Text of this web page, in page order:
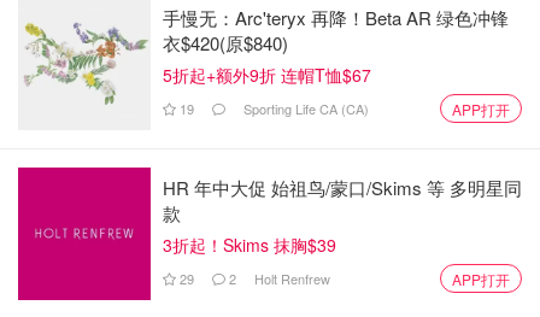
3- 把鸡放入煸炒均匀后加入黄迺手慢无：Arc'teryx 再降！Beta AR 绿色冲锋
衣$420(原$840)
5折起+额外9折 连帽T恤$67
19 Sporting Life CA (CA) APP打开
HR 年中大促 始祖鸟/蒙口/Skims 等 多明星同
款
3折起！Skims 抹胸$39
29 2 Holt Renfrew APP打开